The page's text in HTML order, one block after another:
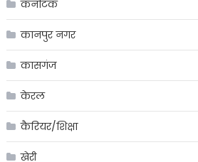
कर्नाटक
कानपुर नगर
कासगंज
केरल
कैरियर/शिक्षा
खेरी